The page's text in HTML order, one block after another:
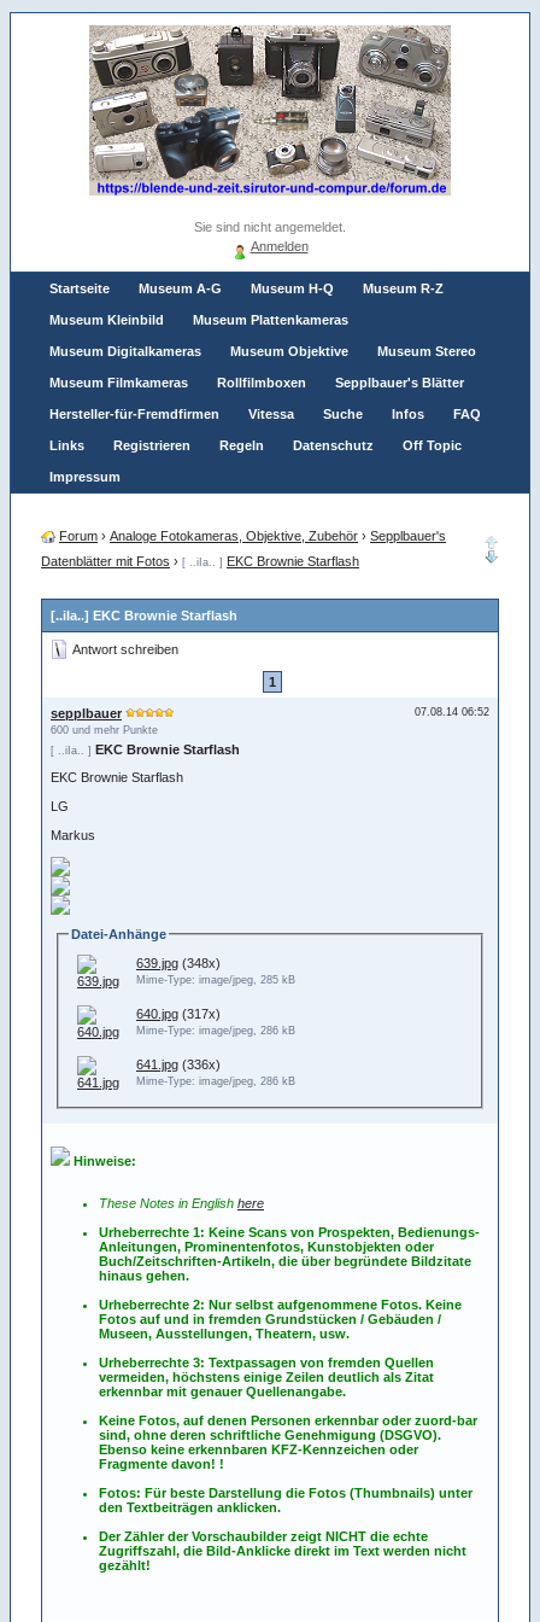
Sie sind nicht angemeldet.
Anmelden
Startseite Museum A-G Museum H-Q Museum R-Z
Museum Kleinbild Museum Plattenkameras
Museum Digitalkameras Museum Objektive Museum Stereo
Museum Filmkameras Rollfilmboxen Sepplbauer's Blätter
Hersteller-für-Fremdfirmen Vitessa Suche Infos FAQ
Links Registrieren Regeln Datenschutz Off Topic
Impressum
Forum › Analoge Fotokameras, Objektive, Zubehör › Sepplbauer's
Datenblätter mit Fotos › [ ..iIa.. ] EKC Brownie Starflash
[..iIa..] EKC Brownie Starflash
Antwort schreiben
1
07.08.14 06:52
sepplbauer
600 und mehr Punkte
[ ..iIa.. ] EKC Brownie Starflash
EKC Brownie Starflash
LG
Markus
Datei-Anhänge
639.jpg (348x)
Mime-Type: image/jpeg, 285 kB
640.jpg (317x)
Mime-Type: image/jpeg, 286 kB
641.jpg (336x)
Mime-Type: image/jpeg, 286 kB
Hinweise:
These Notes in English here
Urheberrechte 1: Keine Scans von Prospekten, Bedienungs-
Anleitungen, Prominentenfotos, Kunstobjekten oder
Buch/Zeitschriften-Artikeln, die über begründete Bildzitate
hinaus gehen.
Urheberrechte 2: Nur selbst aufgenommene Fotos. Keine
Fotos auf und in fremden Grundstücken / Gebäuden /
Museen, Ausstellungen, Theatern, usw.
Urheberrechte 3: Textpassagen von fremden Quellen
vermeiden, höchstens einige Zeilen deutlich als Zitat
erkennbar mit genauer Quellenangabe.
Keine Fotos, auf denen Personen erkennbar oder zuord-bar
sind, ohne deren schriftliche Genehmigung (DSGVO).
Ebenso keine erkennbaren KFZ-Kennzeichen oder
Fragmente davon! !
Fotos: Für beste Darstellung die Fotos (Thumbnails) unter
den Textbeiträgen anklicken.
Der Zähler der Vorschaubilder zeigt NICHT die echte
Zugriffszahl, die Bild-Anklicke direkt im Text werden nicht
gezählt!